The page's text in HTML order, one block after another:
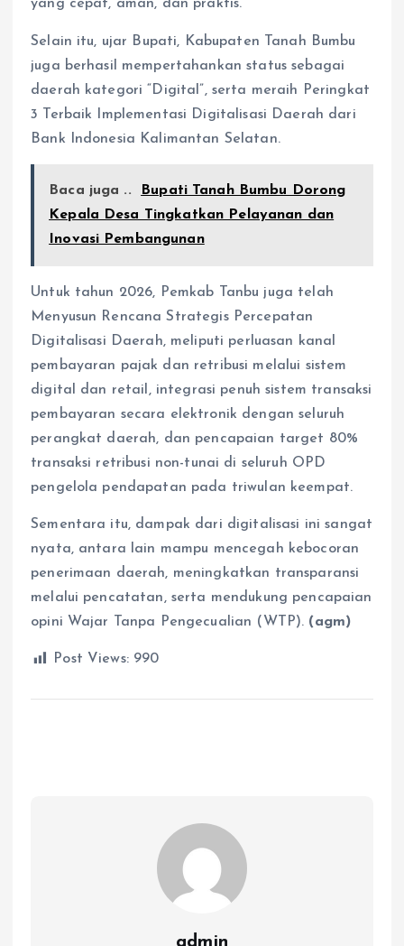
yang cepat, aman, dan praktis.
Selain itu, ujar Bupati, Kabupaten Tanah Bumbu
juga berhasil mempertahankan status sebagai
daerah kategori “Digital”, serta meraih Peringkat
3 Terbaik Implementasi Digitalisasi Daerah dari
Bank Indonesia Kalimantan Selatan.
Baca juga ..
Bupati Tanah Bumbu Dorong
Kepala Desa Tingkatkan Pelayanan dan
Inovasi Pembangunan
Untuk tahun 2026, Pemkab Tanbu juga telah
Menyusun Rencana Strategis Percepatan
Digitalisasi Daerah, meliputi perluasan kanal
pembayaran pajak dan retribusi melalui sistem
digital dan retail, integrasi penuh sistem transaksi
pembayaran secara elektronik dengan seluruh
perangkat daerah, dan pencapaian target 80%
transaksi retribusi non-tunai di seluruh OPD
pengelola pendapatan pada triwulan keempat.
Sementara itu, dampak dari digitalisasi ini sangat
nyata, antara lain mampu mencegah kebocoran
penerimaan daerah, meningkatkan transparansi
melalui pencatatan, serta mendukung pencapaian
opini Wajar Tanpa Pengecualian (WTP). (agm)
Post Views: 990
admin